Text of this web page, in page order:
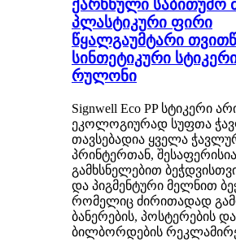
ქარხნული საბითუმო
პლასტიკური ფირი
წყალგაუმტარი
სინთეტიკური
რულონი
Signwell Eco PP სტიკერი
ეკოლოგიურად სუფთა
თავსებადია ყველა
პრინტერთან,
გამხსნელებით
და პიგმენტური მელნით
რომელიც ძირითადად
ბანერების, პოსტერების და
ბილბორდების